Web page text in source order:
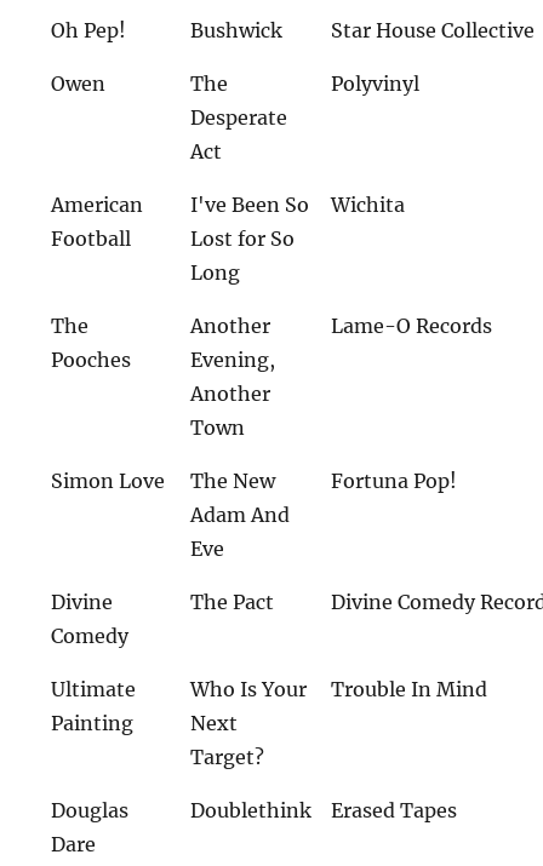
Oh Pep! Bushwick Star House Collective
Owen
The
Desperate
Act
Polyvinyl
American
Football
I've Been So
Lost for So
Long
Wichita
The
Pooches
Another
Evening,
Another
Town
Lame-O Records
Simon Love
The New
Adam And
Eve
Fortuna Pop!
Divine
Comedy
The Pact Divine Comedy
Ultimate
Painting
Who Is Your
Next
Target?
Trouble In Mind
Douglas
Dare
Doublethink Erased Tapes